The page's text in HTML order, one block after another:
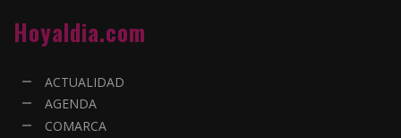
Hoyaldia.com
ACTUALIDAD
AGENDA
COMARCA